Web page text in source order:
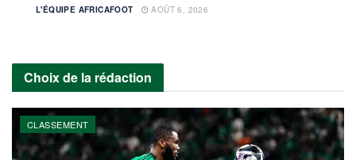
L'ÉQUIPE AFRICAFOOT AOÛT 6, 2026
Choix de la rédaction
CLASSEMENT